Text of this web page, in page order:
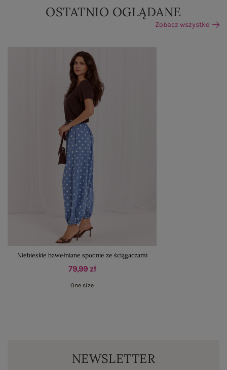
OSTATNIO OGLĄDANE
Zobacz wszystko
Niebieskie bawełniane spodnie ze ściągaczami
79,99 zł
One size
NEWSLETTER